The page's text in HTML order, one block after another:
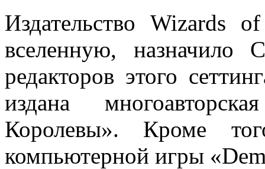
Издательство Wizards
вселенную, назначило
редакторов этого
издана
Королевы». Кроме
компьютерной игры